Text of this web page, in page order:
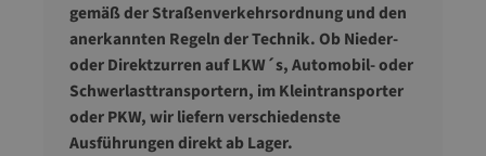
gemäß der Straßenverkehrsordnung und den
anerkannten Regeln der Technik. Ob Nieder-
oder Direktzurren auf LKW´s, Automobil- oder
Schwerlasttransportern, im Kleintransporter
oder PKW, wir liefern verschiedenste
Ausführungen direkt ab Lager.